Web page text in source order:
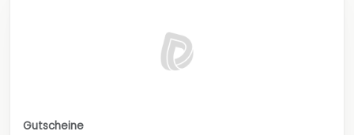
Gutscheine